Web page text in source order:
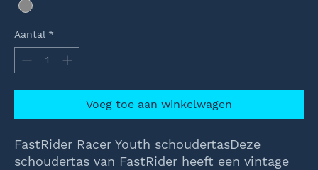
Aantal *
Voeg toe aan winkelwagen
FastRider Racer Youth schoudertasDeze
schoudertas van FastRider heeft een vintage